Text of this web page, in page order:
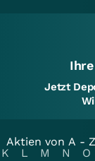
Jetzt
Aktien von A -
K
L M N O